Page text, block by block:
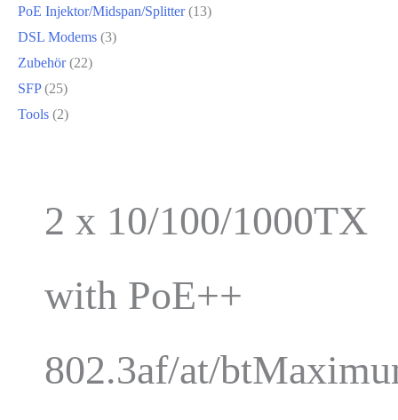
PoE Injektor/Midspan/Splitter (13)
DSL Modems (3)
Zubehör (22)
SFP (25)
Tools (2)
2 x 10/100/1000TX
with PoE++
802.3af/at/